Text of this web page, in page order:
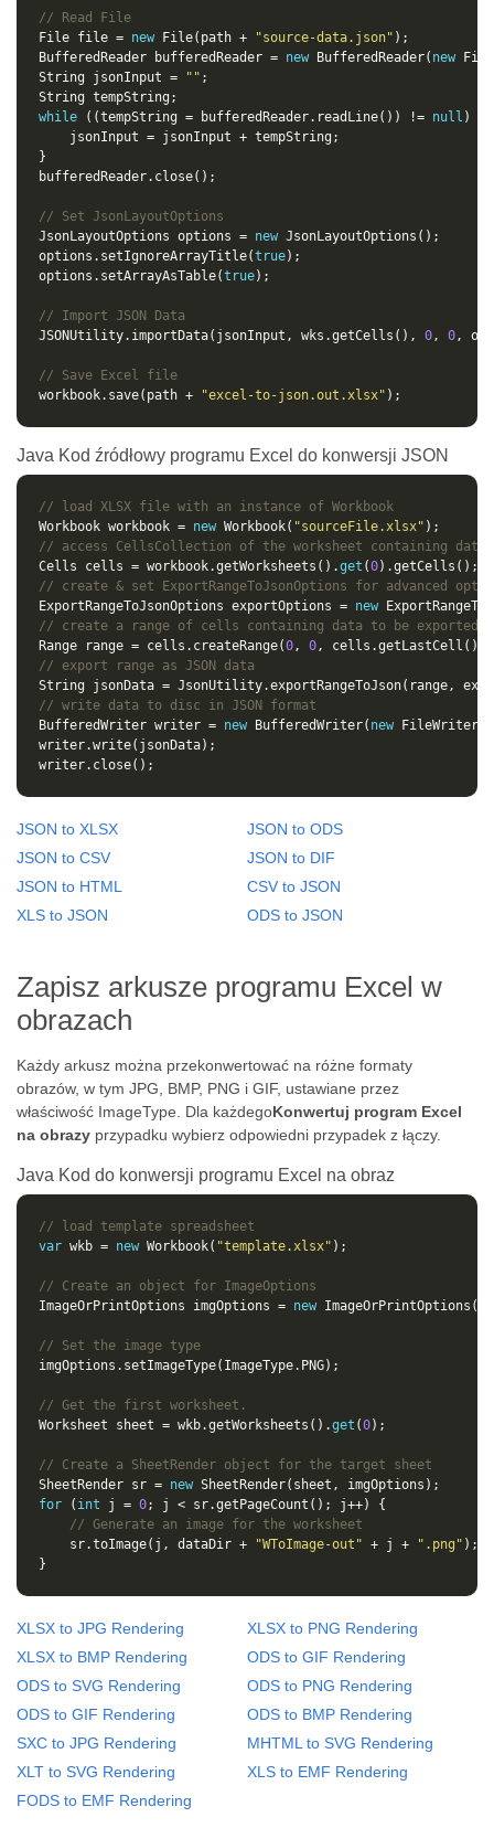
// Read File
File file = new File(path + "source-data.json"
BufferedReader bufferedReader = new BufferedReader( new
String jsonInput =
""
while ((tempString = bufferedReader.readLine()) != null
// Set JsonLayoutOptions
JsonLayoutOptions options = new
options.setIgnoreArrayTitle(true
options.setArrayAsTable(true
// Import JSON Data
JSONUtility.importData(jsonInput, wks.getCells(), 0, 0
// Save Excel file
workbook.save(path +
"excel-to-json.out.xlsx"
Java Kod źródłowy programu Excel do konwersji JSON
// load XLSX file with an instance of Workbook
Workbook workbook = new Workbook( "sourceFile.xlsx"
// access CellsCollection of the worksheet containing data
Cells cells = workbook.getWorksheets().get (0
// create & set ExportRangeToJsonOptions for advanced
ExportRangeToJsonOptions exportOptions = new
// create a range of cells containing data to be exported
Range range = cells.createRange(0, 0,
// export range as JSON data
// write data to disc in JSON format
BufferedWriter writer = new BufferedWriter( new FileWriter(
JSON to XLSX
JSON to ODS
JSON to CSV
JSON to DIF
JSON to HTML
CSV to JSON
XLS to JSON
ODS to JSON
Zapisz arkusze programu Excel w
obrazach
Każdy arkusz można przekonwertować na różne formaty
obrazów, w tym JPG, BMP, PNG i GIF, ustawiane przez
właściwość ImageType. Dla każdegoKonwertuj program Excel
na obrazy przypadku wybierz odpowiedni przypadek z łączy.
Java Kod do konwersji programu Excel na obraz
// load template spreadsheet
var wkb = new Workbook( "template.xlsx"
// Create an object for ImageOptions
ImageOrPrintOptions imgOptions = new
// Set the image type
// Get the first worksheet.
Worksheet sheet = wkb.getWorksheets().get (0
// Create a SheetRender object for the target sheet
SheetRender sr = new
for ( int j = 0
// Generate an image for the worksheet
	sr.toImage(j, dataDir +
"WToImage-out" + j + ".png"
XLSX to JPG Rendering
XLSX to PNG Rendering
XLSX to BMP Rendering
ODS to GIF Rendering
ODS to SVG Rendering
ODS to PNG Rendering
ODS to GIF Rendering
ODS to BMP Rendering
SXC to JPG Rendering
MHTML to SVG Rendering
XLT to SVG Rendering
XLS to EMF Rendering
FODS to EMF Rendering